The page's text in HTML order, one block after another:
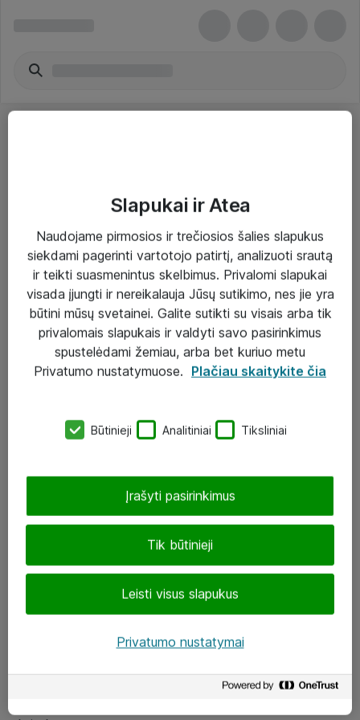
Paslaugos
Sprendimai
Įgyvendinti projektai
Atea ekspertų patarimai verslui
eShop@atea.lt
LinkedIn
Slapukai ir Atea
Naudojame pirmosios ir trečiosios šalies slapukus
siekdami pagerinti vartotojo patirtį, analizuoti srautą
ir teikti suasmenintus skelbimus. Privalomi slapukai
visada įjungti ir nereikalauja Jūsų sutikimo, nes jie yra
būtini mūsų svetainei. Galite sutikti su visais arba tik
privalomais slapukais ir valdyti savo pasirinkimus
spustelėdami žemiau, arba bet kuriuo metu
Privatumo nustatymuose. Plačiau skaitykite čia
Būtinieji Analitiniai Tiksliniai
Tik būtinieji
Leisti visus slapukus
Įrašyti pasirinkimus
Privatumo nustatymai